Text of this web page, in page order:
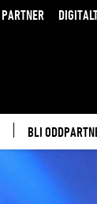
PARTNER
BLI